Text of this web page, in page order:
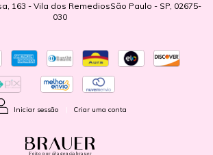
163 - Vila dos RemediosSão Paulo - SP, 02675-
030
Iniciar sessão Criar uma conta
Feito por @agenciabrauer